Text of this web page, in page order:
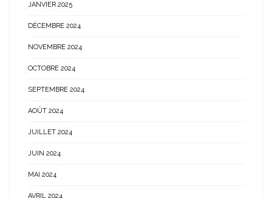
JANVIER 2025
DÉCEMBRE 2024
NOVEMBRE 2024
OCTOBRE 2024
SEPTEMBRE 2024
AOÛT 2024
JUILLET 2024
JUIN 2024
MAI 2024
AVRIL 2024